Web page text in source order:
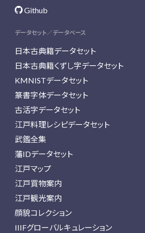
Github
データセット／データベース
日本古典籍データセット
日本古典籍くずし字データセット
KMNISTデータセット
篆書字体データセット
古活字データセット
江戸料理レシピデータセット
武鑑全集
藩IDデータセット
江戸マップ
江戸買物案内
江戸観光案内
顔貌コレクション
IIIFグローバルキュレーション